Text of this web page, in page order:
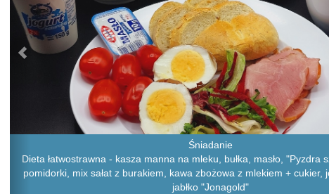
Śniadanie
Dieta łatwostrawna - kasza manna na mleku, bułka, masło, "Pyzdra
pomidorki, mix sałat z burakiem, kawa zbożowa z mlekiem + cukier,
jabłko "Jonagold"